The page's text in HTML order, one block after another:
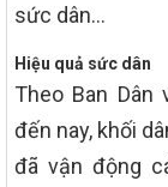
sức dân…
Hiệu quả sức dân
Theo Ban
đến nay, khối
đã vận động